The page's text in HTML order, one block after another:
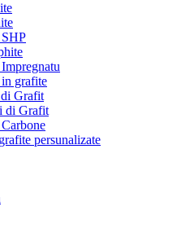
grafite
Grafit
di Grafit
persunalizate